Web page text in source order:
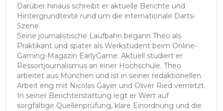
Darüber hinaus schreibt er aktuelle Berichte und
Hintergrundtexte rund um die internationale Darts-
Szene.
Seine journalistische Laufbahn begann Theo als
Praktikant und später als Werkstudent beim Online-
Gaming-Magazin EarlyGame. Aktuell studiert er
Ressortjournalismus an einer Hochschule. Theo
arbeitet aus München und ist in seiner redaktionellen
Arbeit eng mit Nicolas Gayer und Oliver Ried vernetzt.
In seiner Berichterstattung legt er Wert auf
sorgfältige Quellenprüfung, klare Einordnung und die